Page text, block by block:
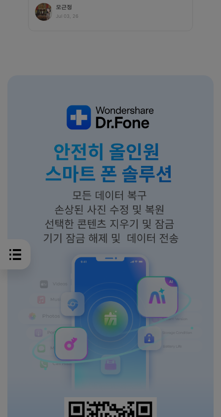
모근정
Jul 03, 26